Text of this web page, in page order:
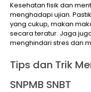
Kesehatan fisik dan
menghadapi ujian.
yang cukup, makan
secara teratur. Jaga
menghindari stres dan
Tips dan Trik
SNPMB SNBT